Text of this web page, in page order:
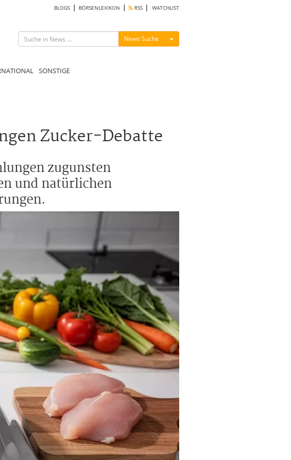
BLOGS BÖRSENLEXIKON RSS WATCHLIST
News Suche Menü ein-/ausblenden
SONSTIGE
Zucker-Debatte
zugunsten
und natürlichen